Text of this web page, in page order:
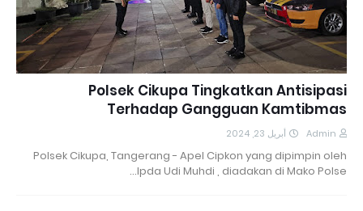
Polsek Cikupa Tingkatkan Antisipasi
Terhadap Gangguan Kamtibmas
Admin أبريل 23, 2024
Polsek Cikupa, Tangerang - Apel Cipkon yang dipimpin oleh
Ipda Udi Muhdi , diadakan di Mako Polse…